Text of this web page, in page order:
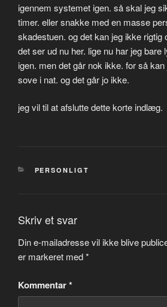
igennem systemet igen. så skal jeg
timer. eller snakke med en masse
skadestuen. og det kan jeg ikke rigtig
det ser ud nu her. lige nu har jeg bare
igen. men det går nok ikke. for så
sove i nat. og det går jo ikke.
jeg vil til at afslutte dette korte indlæg.
KATEGORIER
PERSONLIGT
Skriv et svar
Din e-mailadresse vil ikke blive
er markeret med*
Kommentar*